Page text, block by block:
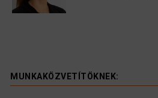
MUNKAKÖZVETÍTÖKNEK: